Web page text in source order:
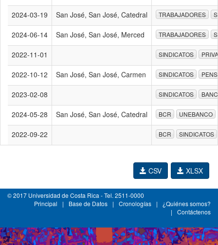
2024-03-19 San José, San José, Catedral TRABAJADORES
2024-06-14 San José, San José, Merced TRABAJADORES
2022-11-01 SINDICATOS
2022-10-12 San José, San José, Carmen SINDICATOS
2023-02-08 SINDICATOS
2024-05-28 San José, San José, Catedral BCR UNEBANCO
2022-09-22 BCR SINDICATOS
XLSX
CSV
© 2017 Universidad de Costa Rica - Tel. 2511-0000
Principal
| Base de Datos | Cronologías |
¿Quiénes somos?
|
Contáctenos